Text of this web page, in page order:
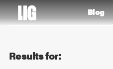
Blog
Results for: